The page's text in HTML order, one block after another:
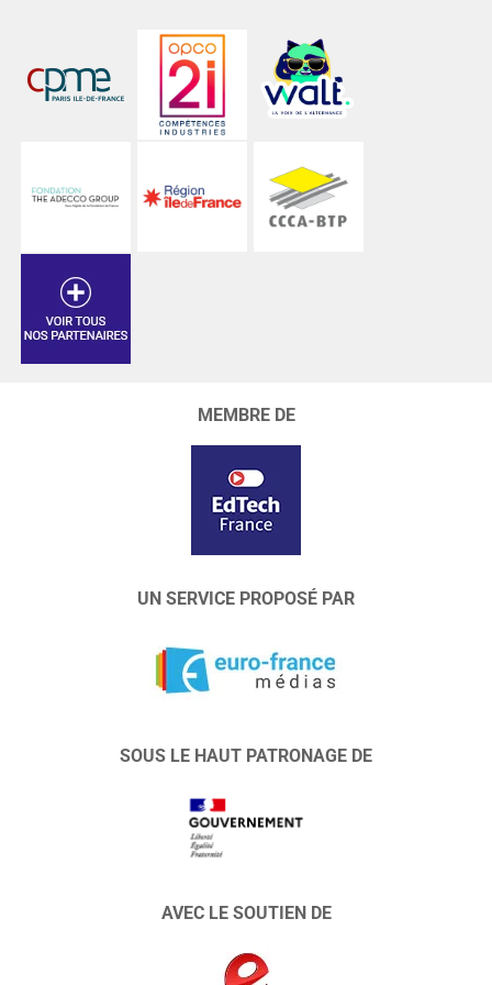
MEMBRE DE
UN SERVICE PROPOSÉ PAR
SOUS LE HAUT PATRONAGE DE
AVEC LE SOUTIEN DE